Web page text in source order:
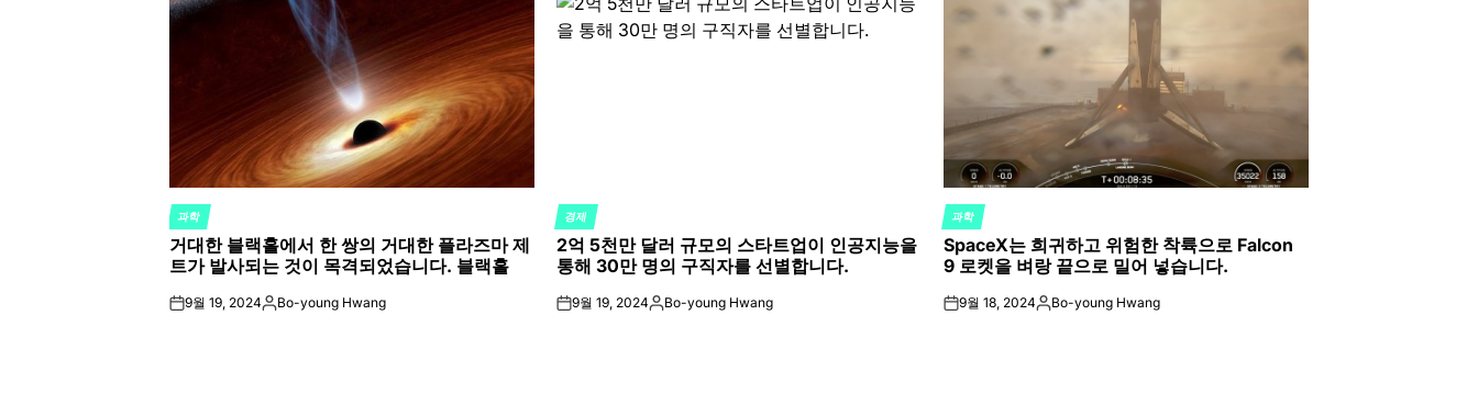
POSTED
IN
과학
거대한 블랙홀에서 한 쌍의 거대한 플라즈마 제
트가 발사되는 것이 목격되었습니다. 블랙홀
on9월 19, 2024Posted
Bo-young Hwang
POSTED
IN
경제
2억 5천만 달러 규모의 스타트업이 인공지능을
통해 30만 명의 구직자를 선별합니다.
on9월 19, 2024Posted
Bo-young Hwang
POSTED
IN
과학
SpaceX는 희귀하고 위험한 착륙으로 Falcon
9 로켓을 벼랑 끝으로 밀어 넣습니다.
on9월 18, 2024Posted
Bo-young Hwang